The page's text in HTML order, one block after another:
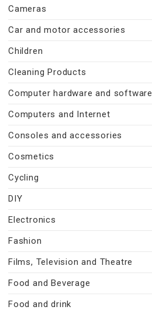
Cameras
Car and motor accessories
Children
Cleaning Products
Computer hardware and software
Computers and Internet
Consoles and accessories
Cosmetics
Cycling
DIY
Electronics
Fashion
Films, Television and Theatre
Food and Beverage
Food and drink